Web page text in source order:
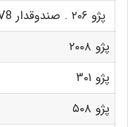
پژو ۲۰۶ . صندوقدار V8
پژو ۲۰۰۸
پژو ۳۰۱
پژو ۵۰۸